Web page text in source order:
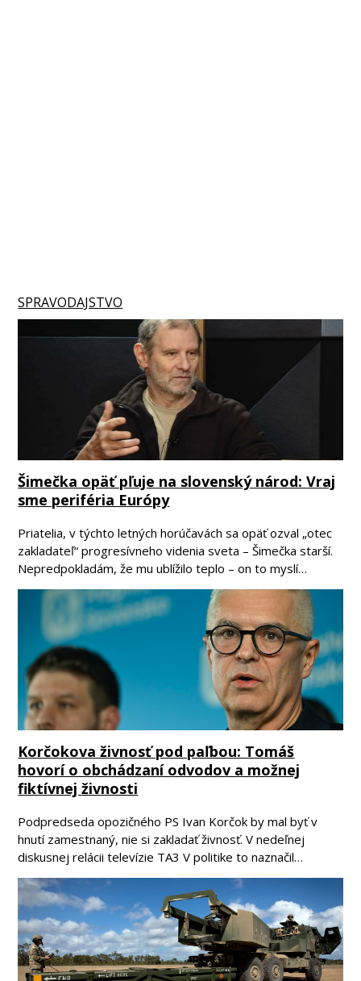
SPRAVODAJSTVO
Šimečka opäť pľuje na slovenský národ: Vraj
sme periféria Európy
Priatelia, v týchto letných horúčavách sa opäť ozval „otec
zakladateľ“ progresívneho videnia sveta – Šimečka starší.
Nepredpokladám, že mu ublížilo teplo – on to myslí…
Korčokova živnosť pod paľbou: Tomáš
hovorí o obchádzaní odvodov a možnej
fiktívnej živnosti
Podpredseda opozičného PS Ivan Korčok by mal byť v
hnutí zamestnaný, nie si zakladať živnosť. V nedeľnej
diskusnej relácii televízie TA3 V politike to naznačil…